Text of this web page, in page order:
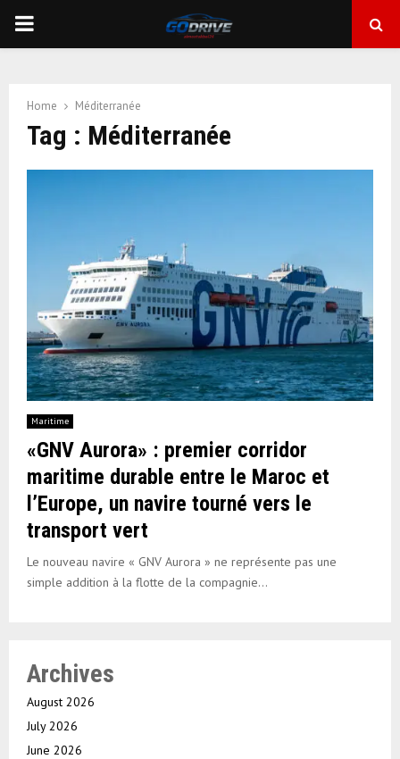
PRIMARY
Home Méditerranée
Tag : Méditerranée
Maritime
«GNV Aurora» : premier corridor
maritime durable entre le Maroc et
l’Europe, un navire tourné vers le
transport vert
Le nouveau navire « GNV Aurora » ne représente pas une
simple addition à la flotte de la compagnie...
Archives
August 2026
July 2026
June 2026